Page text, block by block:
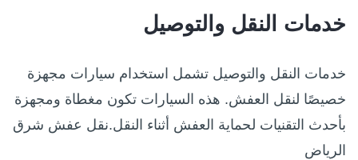
خدمات النقل والتوصيل
خدمات النقل والتوصيل تشمل استخدام سيارات مجهزة
خصيصًا لنقل العفش. هذه السيارات تكون مغطاة ومجهزة
بأحدث التقنيات لحماية العفش أثناء النقل.نقل عفش شرق
الرياض